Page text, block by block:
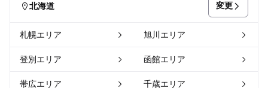
北海道 変更
札幌エリア 旭川エリア
登別エリア 函館エリア
帯広エリア 千歳エリア